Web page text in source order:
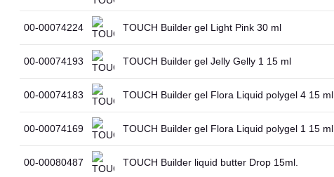
00-00074224 TOUCH Builder gel Light Pink 30 ml
00-00074193 TOUCH Builder gel Jelly Gelly 1 15 ml
00-00074183 TOUCH Builder gel Flora Liquid polygel 4 15 ml
00-00074169 TOUCH Builder gel Flora Liquid polygel 1 15 ml
00-00080487 TOUCH Builder liquid butter Drop 15ml.